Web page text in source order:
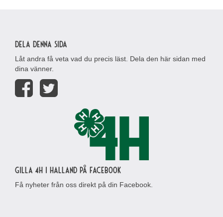
Dela denna sida
Låt andra få veta vad du precis läst. Dela den här sidan med
dina vänner.
Gilla 4H i Halland på Facebook
Få nyheter från oss direkt på din Facebook.